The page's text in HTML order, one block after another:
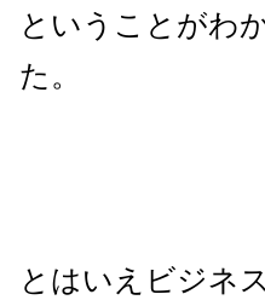
ということがわ
た。
とはいえビジネ